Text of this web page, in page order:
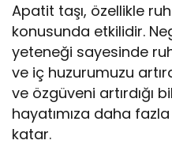
Apatit taşı, özellikle
konusunda etkilidir.
yeteneği sayesinde
ve iç huzurumuzu
ve özgüveni artırdığı
hayatımıza daha
katar.